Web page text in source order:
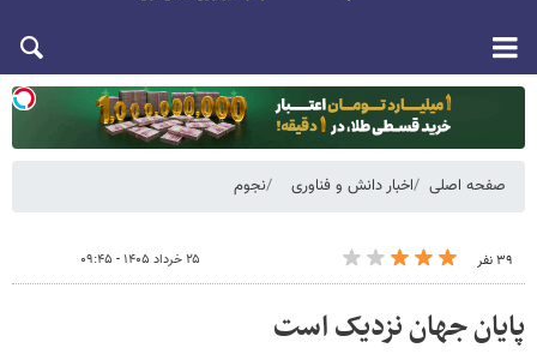
صفحه اصلی اخبار دانش و فناوری نجوم
۳۹ نفر ۲۵ خرداد ۱۴۰۵ - ۰۹:۴۵
پایان جهان نزدیک است